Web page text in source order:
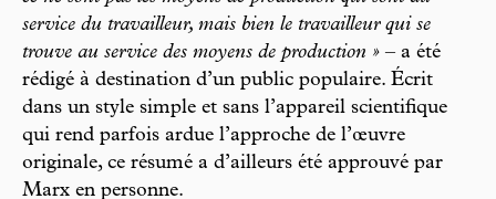
service du travailleur, mais bien le travailleur qui se
trouve au service des moyens de production » – a été
rédigé à destination d’un public populaire. Écrit
dans un style simple et sans l’appareil scientifique
qui rend parfois ardue l’approche de l’œuvre
originale, ce résumé a d’ailleurs été approuvé par
Marx en personne.